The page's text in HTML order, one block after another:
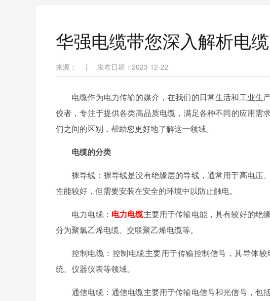
华强电缆带您深入解析电
来源： | 发布日期：2023-12-22
电缆作为电力传输的媒介，在我们的日常生活和工业生
佼者，专注于提供各类高品质电缆，满足各种不同的应用需
们之间的区别，帮助您更好地了解这一领域。
电缆的分类
裸导线：裸导线是没有绝缘层的导线，通常用于高电压
性能较好，但需要安装在安全的环境中以防止触电。
电力电缆： 电力电缆主要用于传输电能，具有较好的绝
分为聚氯乙烯电缆、交联聚乙烯电缆等。
控制电缆：控制电缆主要用于传输控制信号，其导体
统、仪器仪表等领域。
通信电缆：通信电缆主要用于传输电信号和光信号，包